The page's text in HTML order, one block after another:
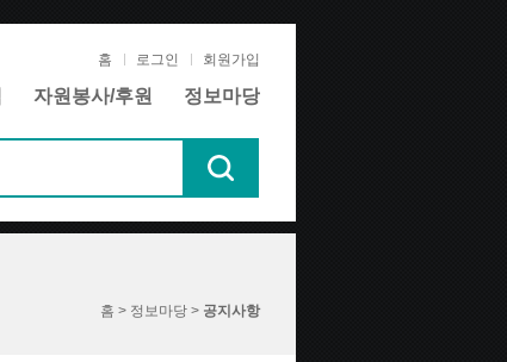
홈 로그인 회원가입
자원봉사/후원 정보마당
홈 > 정보마당 > 공지사항